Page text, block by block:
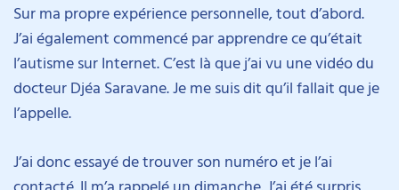
Sur ma propre expérience personnelle, tout d’abord.
J’ai également commencé par apprendre ce qu’était
l’autisme sur Internet. C’est là que j’ai vu une vidéo du
docteur Djéa Saravane. Je me suis dit qu’il fallait que je
l’appelle.
J’ai donc essayé de trouver son numéro et je l’ai